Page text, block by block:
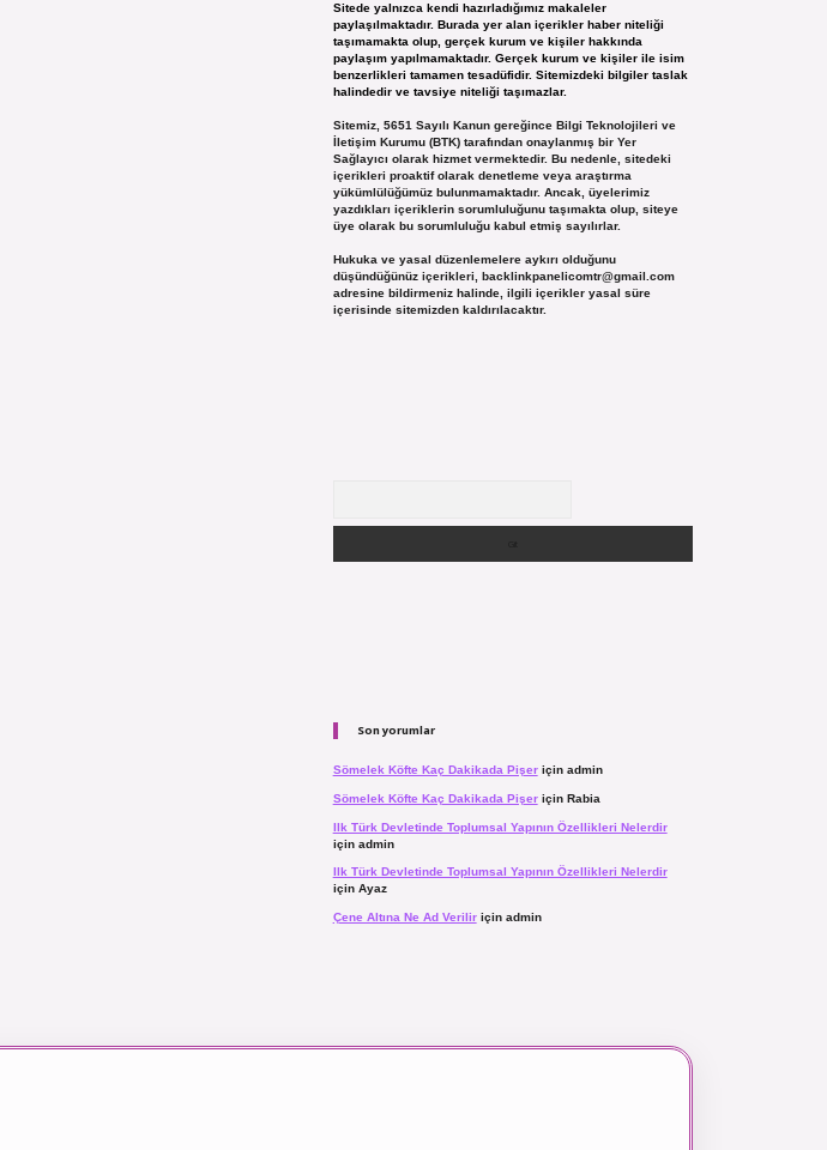
Sitede yalnızca kendi hazırladığımız makaleler
paylaşılmaktadır. Burada yer alan içerikler haber niteliği
taşımamakta olup, gerçek kurum ve kişiler hakkında
paylaşım yapılmamaktadır. Gerçek kurum ve kişiler ile isim
benzerlikleri tamamen tesadüfidir. Sitemizdeki bilgiler taslak
halindedir ve tavsiye niteliği taşımazlar.
Sitemiz, 5651 Sayılı Kanun gereğince Bilgi Teknolojileri ve
İletişim Kurumu (BTK) tarafından onaylanmış bir Yer
Sağlayıcı olarak hizmet vermektedir. Bu nedenle, sitedeki
içerikleri proaktif olarak denetleme veya araştırma
yükümlülüğümüz bulunmamaktadır. Ancak, üyelerimiz
yazdıkları içeriklerin sorumluluğunu taşımakta olup, siteye
üye olarak bu sorumluluğu kabul etmiş sayılırlar.
Hukuka ve yasal düzenlemelere aykırı olduğunu
düşündüğünüz içerikleri, backlinkpanelicomtr@gmail.com
adresine bildirmeniz halinde, ilgili içerikler yasal süre
içerisinde sitemizden kaldırılacaktır.
Son yorumlar
Sömelek Köfte Kaç Dakikada Pişeriçin admin
Sömelek Köfte Kaç Dakikada Pişeriçin Rabia
Ilk Türk Devletinde Toplumsal Yapının Özellikleri Nelerdir
için admin
Ilk Türk Devletinde Toplumsal Yapının Özellikleri Nelerdir
için Ayaz
Çene Altına Ne Ad Veriliriçin admin